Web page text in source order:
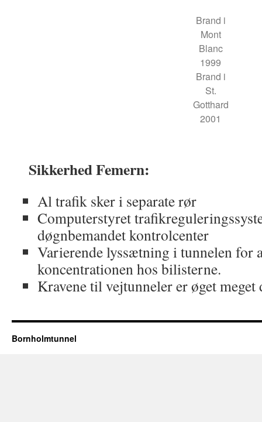
Brand i
Mont
Blanc
1999
Brand i
St.
Gotthard
2001
Sikkerhed Femern:
Al trafik sker i separate rør
Computerstyret
døgnbemandet kontrolcenter
Varierende lyssætning i tunnelen for
koncentrationen hos bilisterne.
Kravene til vejtunneler er øget meget
Bornholmtunnel